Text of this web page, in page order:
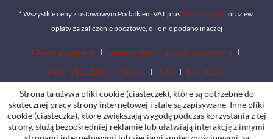
* Wszystkie ceny z ustawowym Podatkiem VAT plus koszty wysyłki oraz ew.
opłaty za zaliczenie pocztowe, o ile nie podano inaczej
Obszar pobierania Znajdź sklep Zostań sprzedawcą
Pobierz katalogi Contact Jobs Lokalizacje
Strona ta używa pliki cookie (ciasteczek), które są potrzebne do
skutecznej pracy strony internetowej i stale są zapisywane. Inne pliki
cookie (ciasteczka), które zwiększają wygodę podczas korzystania z tej
strony, służą bezpośredniej reklamie lub ułatwiają interakcję z innymi